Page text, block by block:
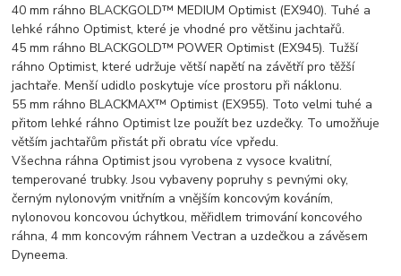
40 mm ráhno BLACKGOLD™ MEDIUM Optimist (EX940). Tuhé a
lehké ráhno Optimist, které je vhodné pro většinu jachtařů.
45 mm ráhno BLACKGOLD™ POWER Optimist (EX945). Tužší
ráhno Optimist, které udržuje větší napětí na závětří pro těžší
jachtaře. Menší udidlo poskytuje více prostoru při náklonu.
55 mm ráhno BLACKMAX™ Optimist (EX955). Toto velmi tuhé a
přitom lehké ráhno Optimist lze použít bez uzdečky. To umožňuje
větším jachtařům přistát při obratu více vpředu.
Všechna ráhna Optimist jsou vyrobena z vysoce kvalitní,
temperované trubky. Jsou vybaveny popruhy s pevnými oky,
černým nylonovým vnitřním a vnějším koncovým kováním,
nylonovou koncovou úchytkou, měřidlem trimování koncového
ráhna, 4 mm koncovým ráhnem Vectran a uzdečkou a závěsem
Dyneema.